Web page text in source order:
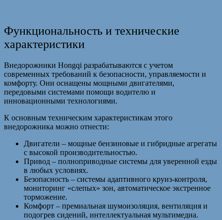
Функциональность и технические
характеристики
Внедорожники Hongqi разрабатываются с учетом
современных требований к безопасности, управляемости и
комфорту. Они оснащены мощными двигателями,
передовыми системами помощи водителю и
инновационными технологиями.
К основным техническим характеристикам этого
внедорожника можно отнести:
Двигатели – мощные бензиновые и гибридные агрегаты
с высокой производительностью.
Привод – полноприводные системы для уверенной езды
в любых условиях.
Безопасность – системы адаптивного круиз-контроля,
мониторинг «слепых» зон, автоматическое экстренное
торможение.
Комфорт – премиальная шумоизоляция, вентиляция и
подогрев сидений, интеллектуальная мультимедиа.